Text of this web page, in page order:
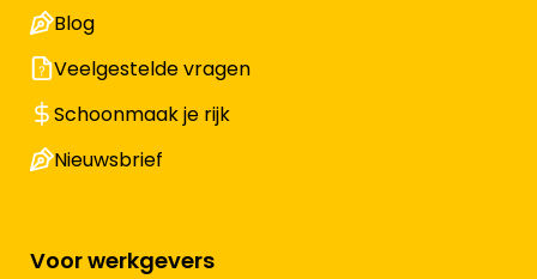
Blog
Veelgestelde vragen
Schoonmaak je rijk
Nieuwsbrief
Voor werkgevers